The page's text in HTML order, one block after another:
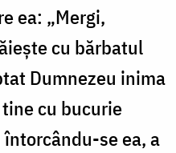
ea: „Mergi,
cu bărbatul
Dumnezeu inima
cu bucurie
întorcându-se ea, a